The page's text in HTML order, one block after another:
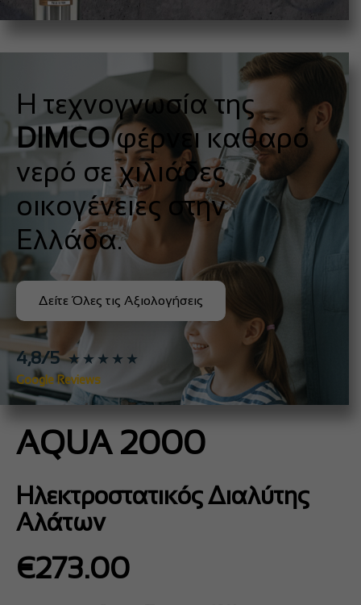
Η τεχνογνωσία της
DIMCOφέρνει καθαρό
νερό σε χιλιάδες
οικογένειες στην
Ελλάδα.
Δείτε Όλες τις Αξιολογήσεις
4,8/5 ★★★★★
Google Reviews
AQUA 2000
Ηλεκτροστατικός Διαλύτης
Αλάτων
€273.00